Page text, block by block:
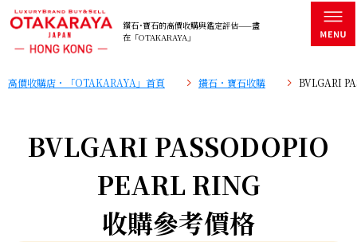
鑽石･寶石的高價收購與鑑定評估——盡
在「OTAKARAYA」
高價收購店・「OTAKARAYA」首頁 鑽石・寶石收購 BVLGARI
BVLGARI PASSODOPIO
PEARL RING
收購參考價格